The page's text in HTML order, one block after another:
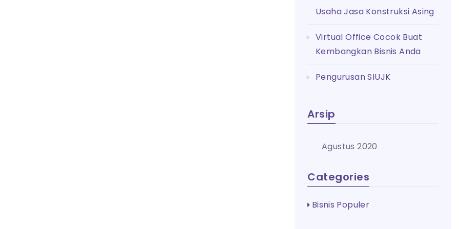
Usaha Jasa Konstruksi Asing
Virtual Office Cocok Buat
Kembangkan Bisnis Anda
Pengurusan SIUJK
Arsip
Agustus 2020
Categories
Bisnis Populer